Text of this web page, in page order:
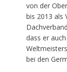
von der
bis 2013 als
dass er
bei den